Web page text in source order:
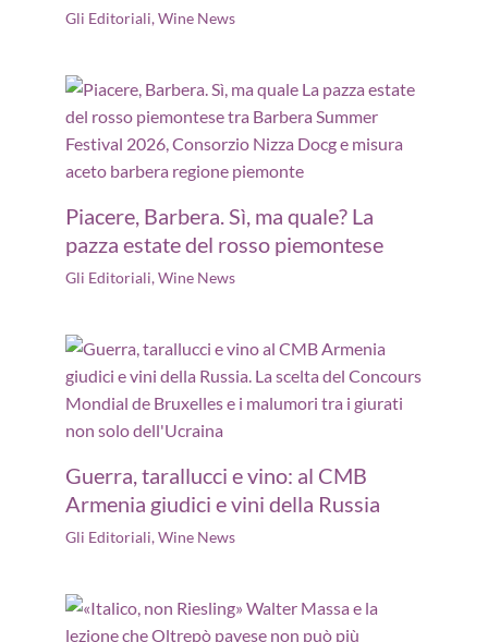
Gli Editoriali,Wine News
Piacere, Barbera. Sì, ma quale? La
pazza estate del rosso piemontese
Gli Editoriali,Wine News
Guerra, tarallucci e vino: al CMB
Armenia giudici e vini della Russia
Gli Editoriali,Wine News